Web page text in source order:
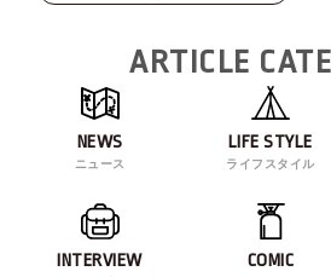
ARTICLE
NEWS
ニュース
LIFE STYLE
ライフスタイル
INTERVIEW COMIC